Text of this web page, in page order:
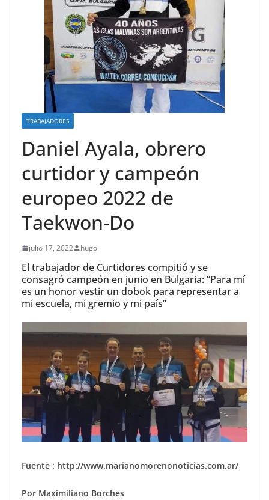
TRABAJADORES
Daniel Ayala, obrero
curtidor y campeón
europeo 2022 de
Taekwon-Do
julio 17, 2022 hugo
El trabajador de Curtidores compitió y se
consagró campeón en junio en Bulgaria: “Para mí
es un honor vestir un dobok para representar a
mi escuela, mi gremio y mi país”
Fuente : http://www.marianomorenonoticias.com.ar/
Por Maximiliano Borches